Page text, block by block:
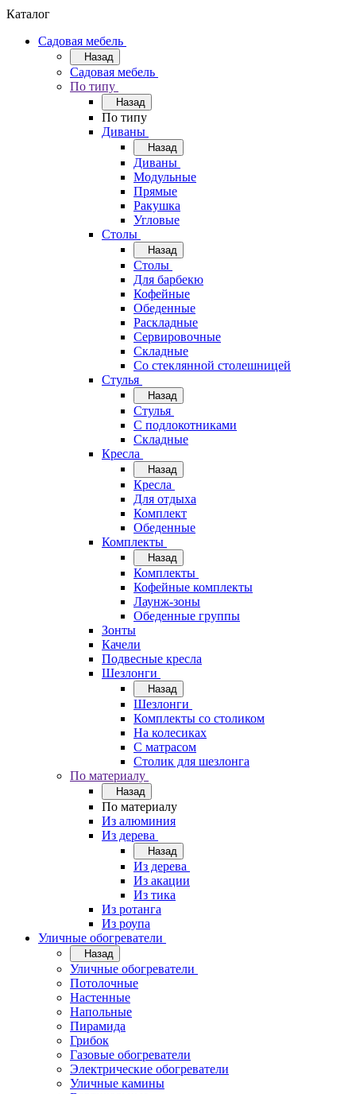
Каталог
Садовая мебель
Назад
Садовая мебель
По типу
Назад
По типу
Диваны
Назад
Диваны
Модульные
Прямые
Ракушка
Угловые
Столы
Назад
Столы
Для барбекю
Кофейные
Обеденные
Раскладные
Сервировочные
Складные
Со стеклянной столешницей
Стулья
Назад
Стулья
С подлокотниками
Складные
Кресла
Назад
Кресла
Для отдыха
Комплект
Обеденные
Комплекты
Назад
Комплекты
Кофейные комплекты
Лаунж-зоны
Обеденные группы
Зонты
Качели
Подвесные кресла
Шезлонги
Назад
Шезлонги
Комплекты со столиком
На колесиках
С матрасом
Столик для шезлонга
По материалу
Назад
По материалу
Из алюминия
Из дерева
Назад
Из дерева
Из акации
Из тика
Из ротанга
Из роупа
Уличные обогреватели
Назад
Уличные обогреватели
Потолочные
Настенные
Напольные
Пирамида
Грибок
Газовые обогреватели
Электрические обогреватели
Уличные камины